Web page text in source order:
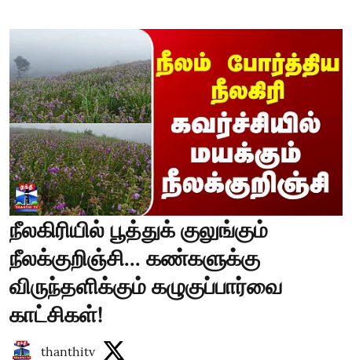
நீலகிரியில் பூத்துக் குலுங்கும்
நீலக்குறிஞ்சி... கண்களுக்கு
விருந்தளிக்கும் கழுகுப்பார்வை
காட்சிகள்!
thanthitv